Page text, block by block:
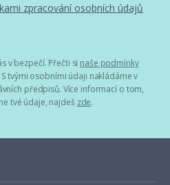
zpracování osobních údajů
v bezpečí. Přečti si naše podmínky
S tvými osobními údaji nakládáme v
předpisů. Více informací o tom,
tvé údaje, najdeš zde.